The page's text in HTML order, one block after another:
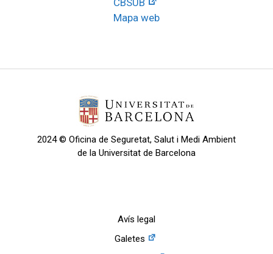
CBSUB
Mapa web
2024 © Oficina de Seguretat, Salut i Medi Ambient
de la Universitat de Barcelona
Avís legal
Galetes